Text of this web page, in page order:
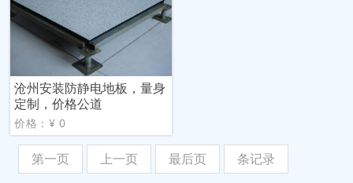
沧州安装防静电地板，量身
定制，价格公道
价格：¥ 0
第一页 上一页 最后页 条记录